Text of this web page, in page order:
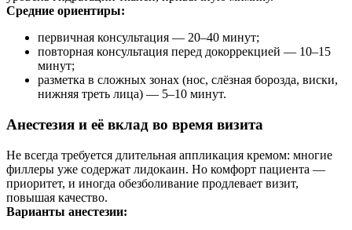
Средние ориентиры:
первичная консультация — 20–40 минут;
повторная консультация перед докоррекцией — 10–15
минут;
разметка в сложных зонах (нос, слёзная борозда, виски,
нижняя треть лица) — 5–10 минут.
Анестезия и её вклад во время визита
Не всегда требуется длительная аппликация кремом: многие
филлеры уже содержат лидокаин. Но комфорт пациента —
приоритет, и иногда обезболивание продлевает визит,
повышая качество.
Варианты анестезии: